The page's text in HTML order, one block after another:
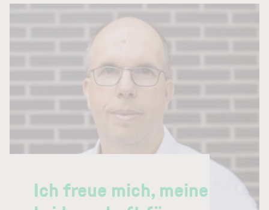
Ich freue mich, meine